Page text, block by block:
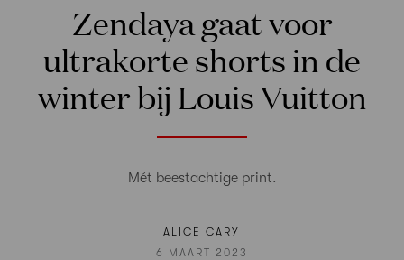
Zendaya gaat voor
ultrakorte shorts in de
winter bij Louis Vuitton
Mét beestachtige print.
ALICE CARY
6 MAART 2023